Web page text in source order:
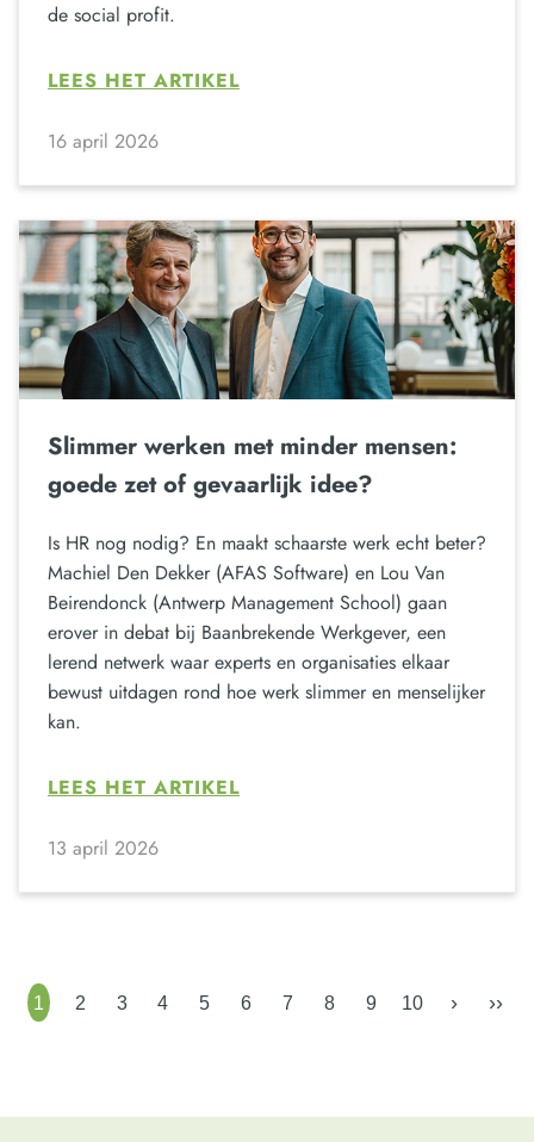
de social profit.
LEES HET ARTIKEL
16 april 2026
Slimmer werken met minder mensen:
goede zet of gevaarlijk idee?
Is HR nog nodig? En maakt schaarste werk echt beter?
Machiel Den Dekker (AFAS Software) en Lou Van
Beirendonck (Antwerp Management School) gaan
erover in debat bij Baanbrekende Werkgever, een
lerend netwerk waar experts en organisaties elkaar
bewust uitdagen rond hoe werk slimmer en menselijker
kan.
LEES HET ARTIKEL
13 april 2026
1 2 3 4 5 6 7 8 9 10 › ››